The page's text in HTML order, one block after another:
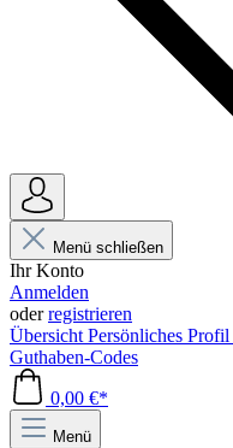
Menü schließen
Ihr Konto
Anmelden
oderregistrieren
Übersicht Persönliches Profil
Guthaben-Codes
0,00 €*
Menü